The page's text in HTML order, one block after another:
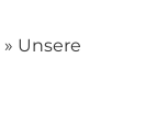
» Unsere